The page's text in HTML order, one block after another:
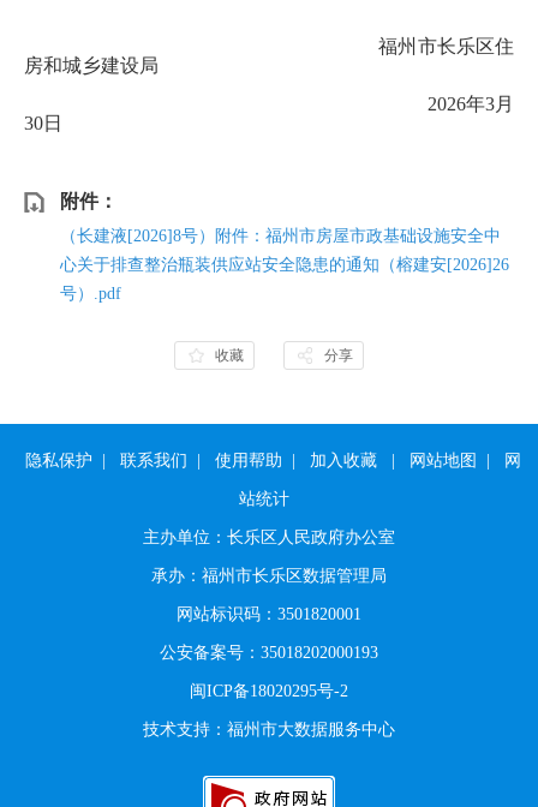
福州市长乐区住
房和城乡建设局
2026年3月
30日
附件：
（长建液[2026]8号）附件：福州市房屋市政基础设施安全中
心关于排查整治瓶装供应站安全隐患的通知（榕建安[2026]26
号）.pdf
收藏 分享
隐私保护 联系我们 使用帮助 加入收藏 网站地图 网
站统计
主办单位：长乐区人民政府办公室
承办：福州市长乐区数据管理局
网站标识码：3501820001
公安备案号：35018202000193
闽ICP备18020295号-2
技术支持：福州市大数据服务中心